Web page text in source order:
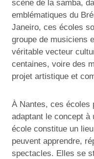
scène de la samba,
emblématiques du
Janeiro, ces écoles
groupe de musiciens
véritable vecteur
centaines, voire des
projet artistique et
À Nantes, ces écoles
adaptant le concept à
école constitue un
peuvent apprendre,
spectacles. Elles se